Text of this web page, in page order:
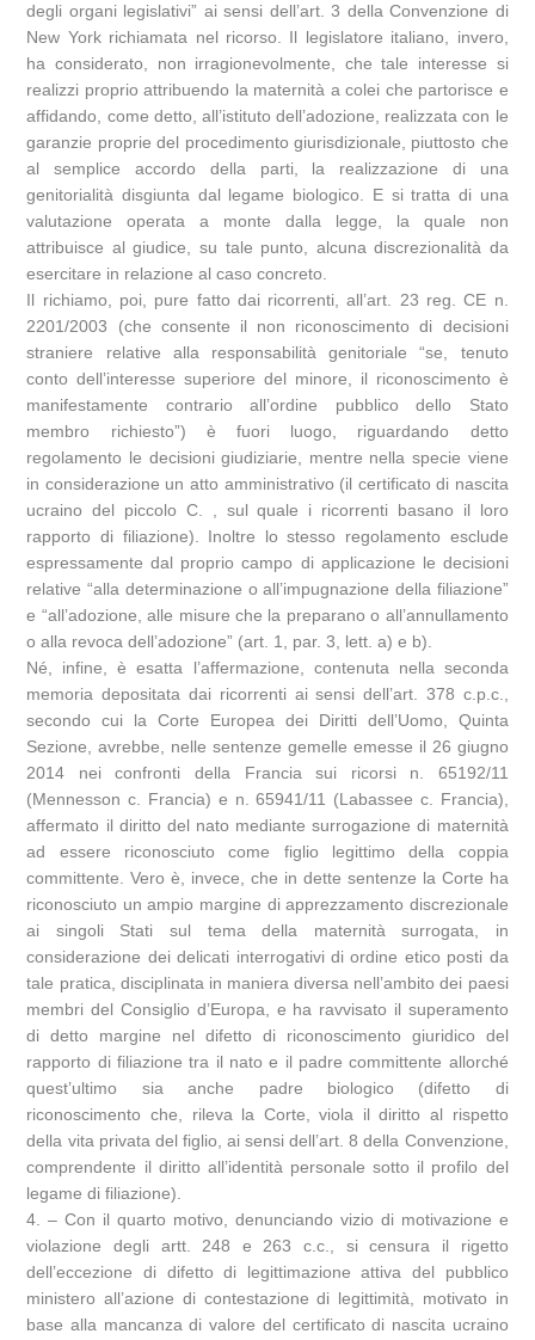
degli organi legislativi” ai sensi dell’art. 3 della Convenzione di
New York richiamata nel ricorso. Il legislatore italiano, invero,
ha considerato, non irragionevolmente, che tale interesse si
realizzi proprio attribuendo la maternità a colei che partorisce e
affidando, come detto, all’istituto dell’adozione, realizzata con le
garanzie proprie del procedimento giurisdizionale, piuttosto che
al semplice accordo della parti, la realizzazione di una
genitorialità disgiunta dal legame biologico. E si tratta di una
valutazione operata a monte dalla legge, la quale non
attribuisce al giudice, su tale punto, alcuna discrezionalità da
esercitare in relazione al caso concreto.
Il richiamo, poi, pure fatto dai ricorrenti, all’art. 23 reg. CE n.
2201/2003 (che consente il non riconoscimento di decisioni
straniere relative alla responsabilità genitoriale “se, tenuto
conto dell’interesse superiore del minore, il riconoscimento è
manifestamente contrario all’ordine pubblico dello Stato
membro richiesto”) è fuori luogo, riguardando detto
regolamento le decisioni giudiziarie, mentre nella specie viene
in considerazione un atto amministrativo (il certificato di nascita
ucraino del piccolo C. , sul quale i ricorrenti basano il loro
rapporto di filiazione). Inoltre lo stesso regolamento esclude
espressamente dal proprio campo di applicazione le decisioni
relative “alla determinazione o all’impugnazione della filiazione”
e “all’adozione, alle misure che la preparano o all’annullamento
o alla revoca dell’adozione” (art. 1, par. 3, lett. a) e b).
Né, infine, è esatta l’affermazione, contenuta nella seconda
memoria depositata dai ricorrenti ai sensi dell’art. 378 c.p.c.,
secondo cui la Corte Europea dei Diritti dell’Uomo, Quinta
Sezione, avrebbe, nelle sentenze gemelle emesse il 26 giugno
2014 nei confronti della Francia sui ricorsi n. 65192/11
(Mennesson c. Francia) e n. 65941/11 (Labassee c. Francia),
affermato il diritto del nato mediante surrogazione di maternità
ad essere riconosciuto come figlio legittimo della coppia
committente. Vero è, invece, che in dette sentenze la Corte ha
riconosciuto un ampio margine di apprezzamento discrezionale
ai singoli Stati sul tema della maternità surrogata, in
considerazione dei delicati interrogativi di ordine etico posti da
tale pratica, disciplinata in maniera diversa nell’ambito dei paesi
membri del Consiglio d’Europa, e ha ravvisato il superamento
di detto margine nel difetto di riconoscimento giuridico del
rapporto di filiazione tra il nato e il padre committente allorché
quest’ultimo sia anche padre biologico (difetto di
riconoscimento che, rileva la Corte, viola il diritto al rispetto
della vita privata del figlio, ai sensi dell’art. 8 della Convenzione,
comprendente il diritto all’identità personale sotto il profilo del
legame di filiazione).
4. – Con il quarto motivo, denunciando vizio di motivazione e
violazione degli artt. 248 e 263 c.c., si censura il rigetto
dell’eccezione di difetto di legittimazione attiva del pubblico
ministero all’azione di contestazione di legittimità, motivato in
base alla mancanza di valore del certificato di nascita ucraino